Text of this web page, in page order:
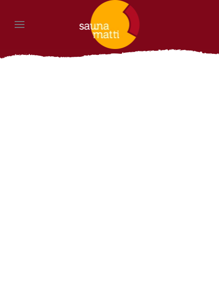
Zum Hauptinhalt springen